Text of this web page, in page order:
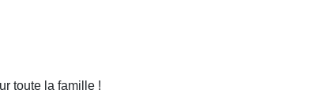
toute la famille !